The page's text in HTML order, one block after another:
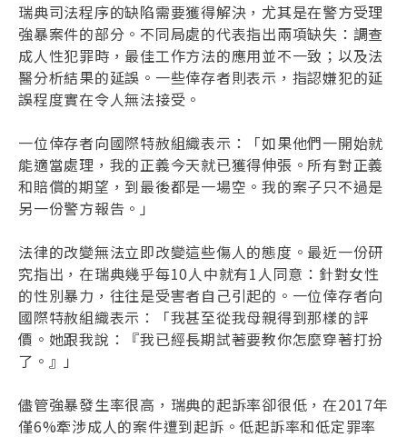
瑞典司法程序的缺陷需要獲得解決，尤其是在警方受理
強暴案件的部分。不同局處的代表指出兩項缺失：調查
成人性犯罪時，最佳工作方法的應用並不一致；以及法
醫分析結果的延誤。一些倖存者則表示，指認嫌犯的延
誤程度實在令人無法接受。
一位倖存者向國際特赦組織表示：「如果他們一開始就
能適當處理，我的正義今天就已獲得伸張。所有對正義
和賠償的期望，到最後都是一場空。我的案子只不過是
另一份警方報告。」
法律的改變無法立即改變這些傷人的態度。最近一份研
究指出，在瑞典幾乎每10人中就有1人同意：針對女性
的性別暴力，往往是受害者自己引起的。一位倖存者向
國際特赦組織表示：「我甚至從我母親得到那樣的評
價。她跟我說：『我已經長期試著要教你怎麼穿著打扮
了。』」
儘管強暴發生率很高，瑞典的起訴率卻很低，在2017年
僅6%牽涉成人的案件遭到起訴。低起訴率和低定罪率